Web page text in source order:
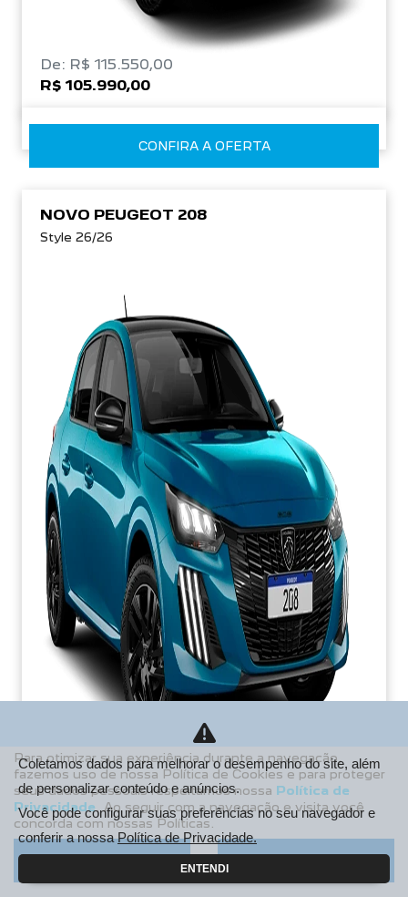
De: R$ 115.550,00
R$ 105.990,00
CONFIRA A OFERTA
NOVO PEUGEOT 208
Style 26/26
De: R$ 106.990,00
R$ 85.213,38
Para otimizar sua experiência durante a navegação,
fazemos uso de nossa Política de Cookies e para proteger
seus dados pessoais respeitamos nossa Política de
Privacidade . Ao seguir com a navegação e visita você
concorda com nossas Políticas.
Aceitar Recusar
Coletamos dados para melhorar o desempenho do site, além
de personalizar conteúdo e anúncios.
Você pode configurar suas preferências no seu navegador e
conferir a nossaPolítica de Privacidade.
ENTENDI